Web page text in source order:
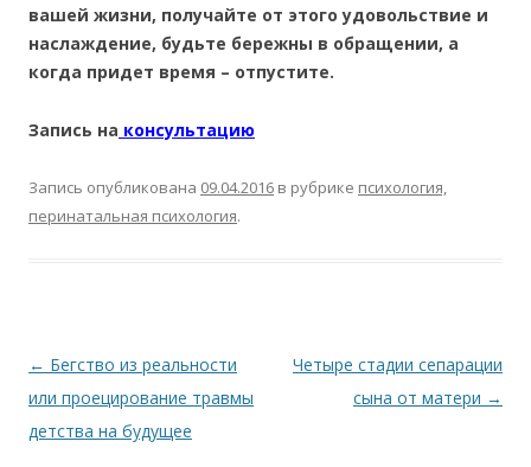
вашей жизни, получайте от этого удовольствие и
наслаждение, будьте бережны в обращении, а
когда придет время – отпустите.
Запись на консультацию
Запись опубликована 09.04.2016 в рубрике психология,
перинатальная психология.
Навигация по записям
← Бегство из реальности
или проецирование травмы
детства на будущее
Четыре стадии сепарации
сына от матери →